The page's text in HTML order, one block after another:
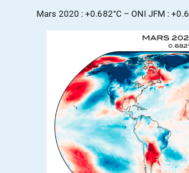
Mars 2020 : +0.682°C – ONI JFM : +0.6